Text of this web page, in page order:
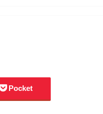
Pocket